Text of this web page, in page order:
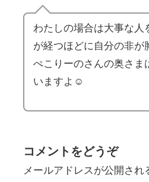
わたしの場合は大事な人
が経つほどに自分の非が
ぺこりーのさんの奥さま
いますよ☺️
コメントをどうぞ
メールアドレスが公開され